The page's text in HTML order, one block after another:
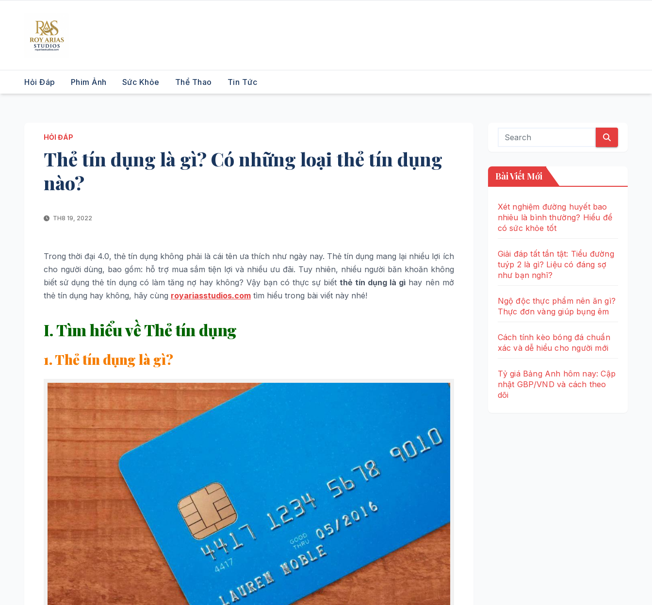
Hỏi Đáp Phim Ảnh Sức Khỏe Thể Thao Tin Tức
HỎI ĐÁP
Thẻ tín dụng là gì? Có những loại thẻ tín dụng
nào?
TH8 19, 2022
Trong thời đại 4.0, thẻ tín dụng không phải là cái tên ưa thích như ngày nay. Thẻ tín dụng mang lại nhiều lợi ích
cho người dùng, bao gồm: hỗ trợ mua sắm tiện lợi và nhiều ưu đãi. Tuy nhiên, nhiều người băn khoăn không
biết sử dụng thẻ tín dụng có làm tăng nợ hay không? Vậy bạn có thực sự biếtthẻ tín dụng là gì hay nên mở
thẻ tín dụng hay không, hãy cùng royariasstudios.com tìm hiểu trong bài viết này nhé!
I. Tìm hiểu về Thẻ tín dụng
1. Thẻ tín dụng là gì?
Bài Viết Mới
Xét nghiệm đường huyết bao
nhiêu là bình thường? Hiểu để
có sức khỏe tốt
Giải đáp tất tần tật: Tiểu đường
tuýp 2 là gì? Liệu có đáng sợ
như bạn nghĩ?
Ngộ độc thực phẩm nên ăn gì?
Thực đơn vàng giúp bụng êm
Cách tính kèo bóng đá chuẩn
xác và dễ hiểu cho người mới
Tỷ giá Bảng Anh hôm nay: Cập
nhật GBP/VND và cách theo
dõi